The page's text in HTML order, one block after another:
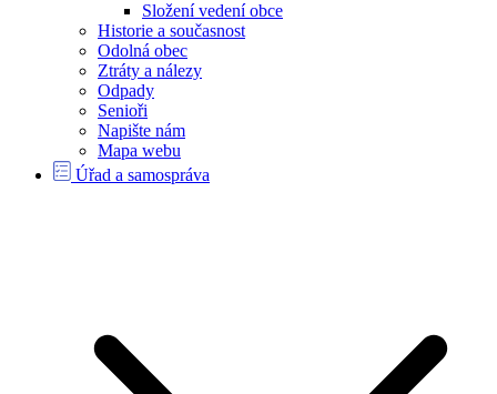
Složení vedení obce
Historie a současnost
Odolná obec
Ztráty a nálezy
Odpady
Senioři
Napište nám
Mapa webu
Úřad a samospráva